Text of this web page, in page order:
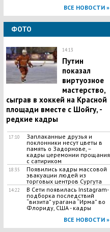
ВСЕ НОВОСТИ »
ФОТО
14:13
Путин
показал
виртуозное
мастерство,
сыграв в хоккей на Красной
площади вместе с Шойгу, -
редкие кадры
17:10
Заплаканные друзья и
поклонники несут цветы в
память о Задорнове, –
кадры церемонии прощания
с сатириком
18:35
Появились кадры массовой
эвакуации людей из
торговых центров Сургута
14:22
В Сети появилась Іnstagram-
подборка последствий
“визита” урагана “Ирма” во
Флориду, США - кадры
ВСЕ НОВОСТИ »